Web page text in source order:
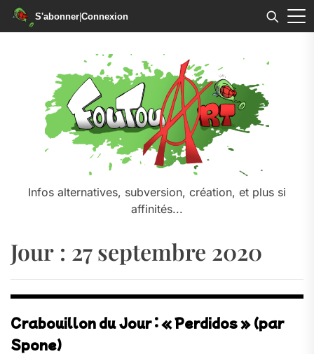
S'abonner|Connexion
Infos alternatives, subversion, création, et plus si
affinités...
Jour : 27 septembre 2020
Crabouillon du Jour : « Perdidos » (par
Spone)